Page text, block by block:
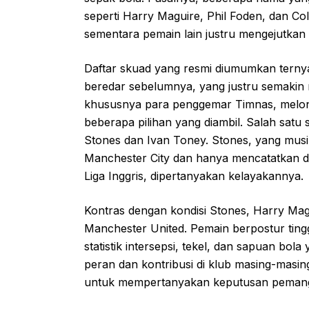
seperti Harry Maguire, Phil Foden, dan
sementara pemain lain justru
Daftar skuad yang resmi diumumkan
beredar sebelumnya, yang justru
khususnya para penggemar Timnas,
beberapa pilihan yang diambil. Salah
Stones dan Ivan Toney. Stones, yang
Manchester City dan hanya mencatatkan
Liga Inggris, dipertanyakan kelayakannya.
Kontras dengan kondisi Stones, Harry
Manchester United. Pemain berpostur
statistik intersepsi, tekel, dan sapuan bola
peran dan kontribusi di klub masing-
untuk mempertanyakan keputusan